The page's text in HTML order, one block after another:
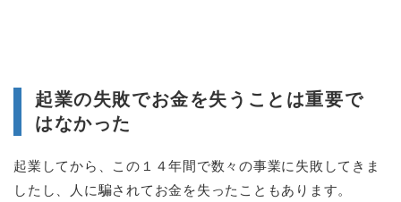
起業の失敗でお金を失うことは重要で
はなかった
起業してから、この１４年間で数々の事業に失敗してきま
したし、人に騙されてお金を失ったこともあります。